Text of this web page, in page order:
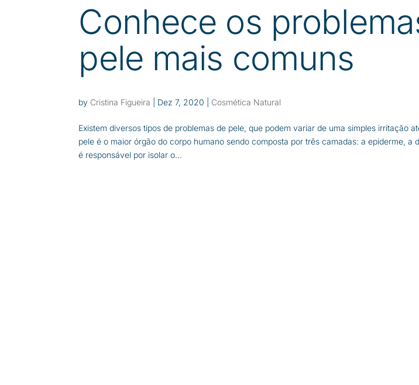
Conhece os
pele mais comuns
by Cristina Figueira Dez 7, 2020 Cosmética Natural
Existem diversos tipos de problemas de pele, que podem variar de uma simples irritação
pele é o maior órgão do corpo humano sendo composta por três camadas: a epiderme, a
é responsável por isolar o...